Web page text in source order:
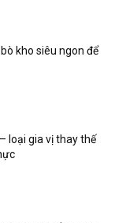
kho siêu ngon để
loại gia vị thay thế